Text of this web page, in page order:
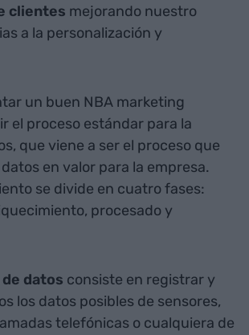
clientes mejorando nuestro
a la personalización y
un buen NBA marketing
el proceso estándar para la
que viene a ser el proceso que
en valor para la empresa.
se divide en cuatro fases:
procesado y
datos consiste en registrar y
los datos posibles de sensores,
telefónicas o cualquiera de